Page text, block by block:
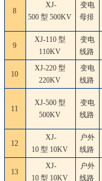
8
XJ-
500 型 500KV
变电
母排
9
XJ-110 型
110KV
变电
线路
10
XJ-220 型
220KV
变电
线路
11
XJ-500 型
500KV
变电
线路
12
XJ-
10 型 10KV
户外
线路
13
XJ-
10 型 10KV
户外
线路